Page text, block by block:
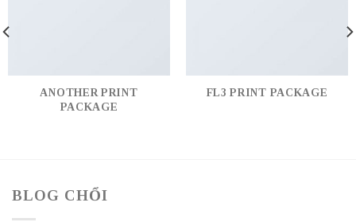
ANOTHER PRINT
PACKAGE
FL3 PRINT PACKAGE
BLOG CHỔI